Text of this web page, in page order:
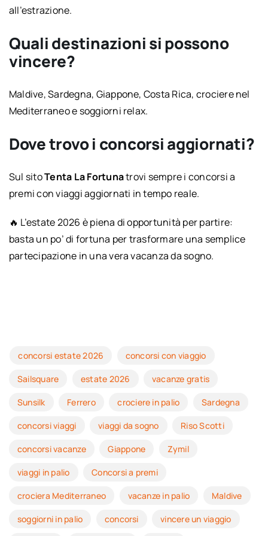
all’estrazione.
Quali destinazioni si possono
vincere?
Maldive, Sardegna, Giappone, Costa Rica, crociere nel
Mediterraneo e soggiorni relax.
Dove trovo i concorsi aggiornati?
Sul sitoTenta La Fortunatrovi sempre i concorsi a
premi con viaggi aggiornati in tempo reale.
🔥 L’estate 2026 è piena di opportunità per partire:
basta un po’ di fortuna per trasformare una semplice
partecipazione in una vera vacanza da sogno.
concorsi estate 2026 concorsi con viaggio
Sailsquare estate 2026 vacanze gratis
Sunsilk Ferrero crociere in palio Sardegna
concorsi viaggi viaggi da sogno Riso Scotti
concorsi vacanze Giappone Zymil
viaggi in palio Concorsi a premi
crociera Mediterraneo vacanze in palio Maldive
soggiorni in palio concorsi vincere un viaggio